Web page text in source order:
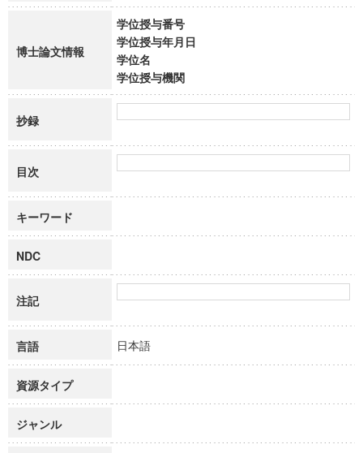
博士論文情報
学位授与番号
学位授与年月日
学位名
学位授与機関
抄録
目次
キーワード
NDC
注記
言語 日本語
資源タイプ
ジャンル